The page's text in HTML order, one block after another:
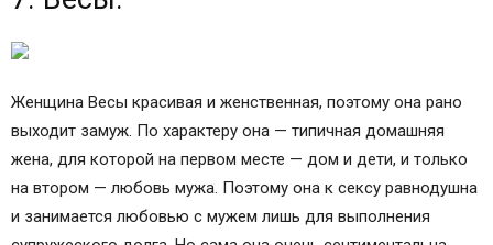
7. Весы.
Женщина Весы красивая и женственная, поэтому она рано
выходит замуж. По характеру она — типичная домашняя
жена, для которой на первом месте — дом и дети, и только
на втором — любовь мужа. Поэтому она к сексу равнодушна
и занимается любовью с мужем лишь для выполнения